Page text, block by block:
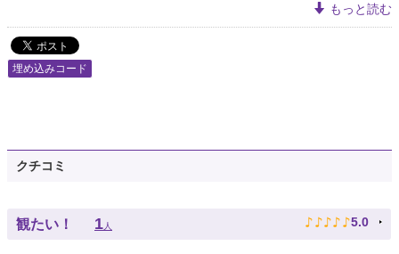
もっと読む
埋め込みコード
クチコミ
観たい！ 1人 ♪ ♪ ♪ ♪ ♪ 5.0